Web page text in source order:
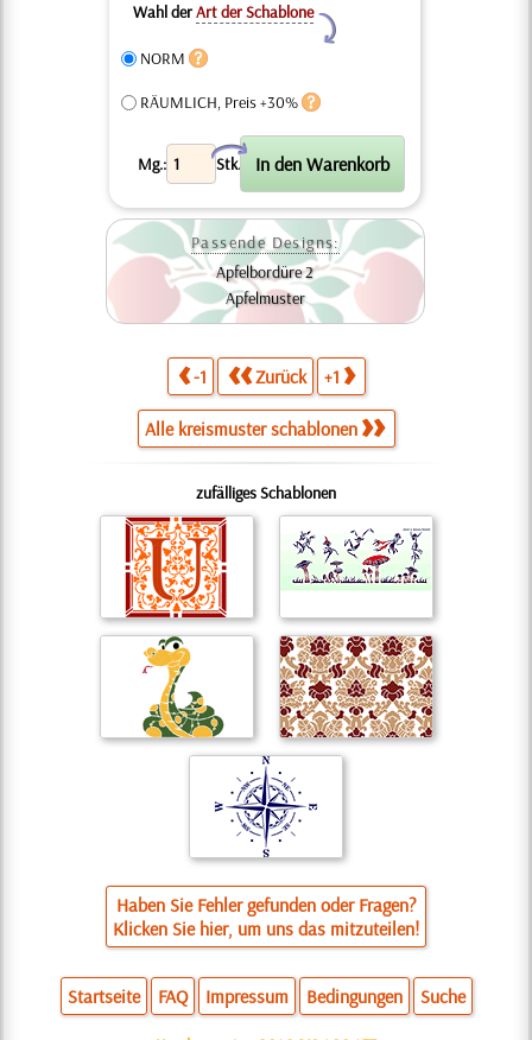
Wahl derArt der Schablone
Y
NORM
RÄUMLICH, Preis +30%
Mg.: Stk.
X
Passende Designs:
Apfelbordüre 2
Apfelmuster
-1 Zurück +1
Alle kreismuster schablonen
zufälliges Schablonen
Haben Sie Fehler gefunden oder Fragen?
Klicken Sie hier, um uns das mitzuteilen!
Startseite FAQ Impressum Bedingungen Suche